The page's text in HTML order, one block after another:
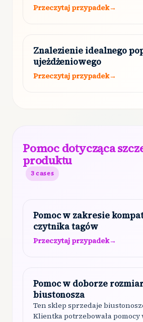
Przeczytaj przypadek→
Znalezienie idealnego
ujeżdżeniowego
Przeczytaj przypadek→
Pomoc dotycząca
produktu
3 cases
Pomoc w zakresie
czytnika tagów
Przeczytaj przypadek→
Pomoc w doborze
biustonosza
Ten sklep sprzedaje
Klientka potrzebowała